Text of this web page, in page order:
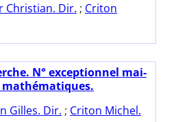
Christian. Dir. ; Criton
N° exceptionnel mai-
mathématiques.
Gilles. Dir. ; Criton Michel.